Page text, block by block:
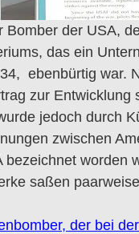
der USA,
das ein
ebenbürtig
zur
jedoch durch
zwischen
saßen
der bei